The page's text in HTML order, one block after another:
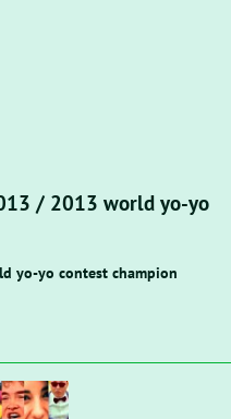
/ 2013 world yo-yo
yo-yo contest champion